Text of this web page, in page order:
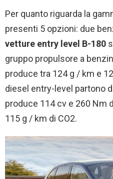
Per quanto riguarda la
presenti 5 opzioni: due
vetture entry level B-180
gruppo propulsore a
produce tra 124 g / km e
diesel entry-level partono
produce 114 cv e 260 Nm
115 g / km di CO2.